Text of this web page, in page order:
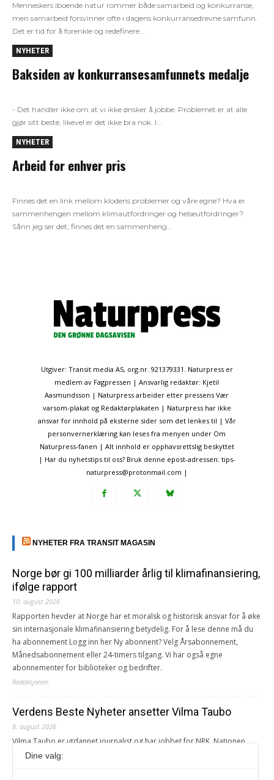
Menneskers iboende natur rommer både samarbeid og konkurranse,
men samarbeid forsvinner ofte i dagens konkurransedrevne samfunn.
Det er tid for å forenkle og redefinere...
NYHETER
Baksiden av konkurransesamfunnets medalje
- Det handler ikke om at vi ikke ønsker å jobbe. Problemet er at alle
gjør sitt beste, likevel er det ikke bra nok. I...
NYHETER
Arbeid for enhver pris
Finnes det en link mellom klodens problemer og våre egne? Hva er
sammenhengen mellom klimautfordringer og helseutfordringer?
Sånn jeg ser det, finnes det en sammenheng...
Utgiver: Transit media AS, org.nr. 921379331. Naturpress er
medlem av Fagpressen | Ansvarlig redaktør: Kjetil
Aasmundsson | Naturpress arbeider etter pressens Vær
varsom-plakat og Redaktørplakaten | Naturpress har ikke
ansvar for innhold på eksterne sider som det lenkes til | Vår
personvernerklæring kan leses fra menyen under Om
Naturpress-fanen | Alt innhold er opphavsrettslig beskyttet
| Har du nyhetstips til oss? Bruk denne epost-adressen: tips-
naturpress@protonmail.com |
NYHETER FRA TRANSIT MAGASIN
Norge bør gi 100 milliarder årlig til klimafinansiering,
ifølge rapport
10. august 2026
Rapporten hevder at Norge har et moralsk og historisk ansvar for å øke
sin internasjonale klimafinansiering betydelig. For å lese denne må du
ha abonnement Logg inn her Ny abonnent? Velg Årsabonnement,
Månedsabonnement eller 24-timers tilgang. Vi har også egne
abonnementer for biblioteker og bedrifter.
Redaksjonen
Verdens Beste Nyheter ansetter Vilma Taubo
8. august 2026
Vilma Taubo er utdannet journalist og har jobbet for NRK, Nationen,
Klassekampen, Røverradioen og Svalbardsposten.
Dine valg: